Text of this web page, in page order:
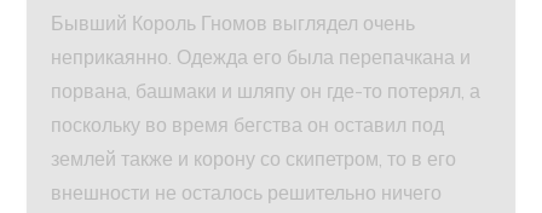
Бывший Король Гномов выглядел очень
неприкаянно. Одежда его была перепачкана и
порвана, башмаки и шляпу он где-то потерял, а
поскольку во время бегства он оставил под
землей также и корону со скипетром, то в его
внешности не осталось решительно ничего